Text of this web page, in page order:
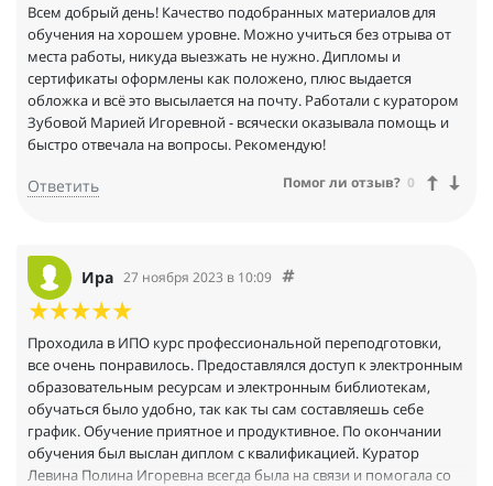
Всем добрый день! Качество подобранных материалов для
обучения на хорошем уровне. Можно учиться без отрыва от
места работы, никуда выезжать не нужно. Дипломы и
сертификаты оформлены как положено, плюс выдается
обложка и всё это высылается на почту. Работали с куратором
Зубовой Марией Игоревной - всячески оказывала помощь и
быстро отвечала на вопросы. Рекомендую!
Ответить Помог ли отзыв? 0
Ира 27 ноября 2023 в 10:09
Проходила в ИПО курс профессиональной переподготовки,
все очень понравилось. Предоставлялся доступ к электронным
образовательным ресурсам и электронным библиотекам,
обучаться было удобно, так как ты сам составляешь себе
график. Обучение приятное и продуктивное. По окончании
обучения был выслан диплом с квалификацией. Куратор
Левина Полина Игоревна всегда была на связи и помогала со